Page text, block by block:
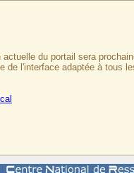
du portail sera
de l'interface adaptée à tous